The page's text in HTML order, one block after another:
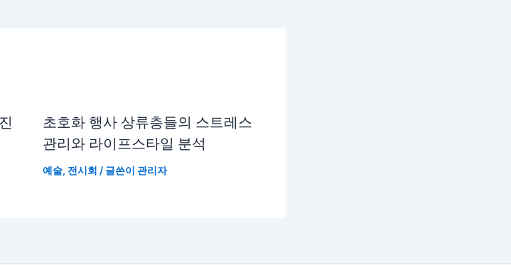
초호화 행사 상류층들의 스트레스
관리와 라이프스타일 분석
예술, 전시회 / 글쓴이 관리자